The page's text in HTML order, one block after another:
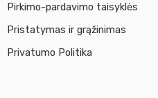
Pirkimo-pardavimo taisyklės
Pristatymas ir grąžinimas
Privatumo Politika